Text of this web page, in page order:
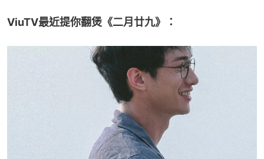
ViuTV最近提你翻煲《二月廿九》：